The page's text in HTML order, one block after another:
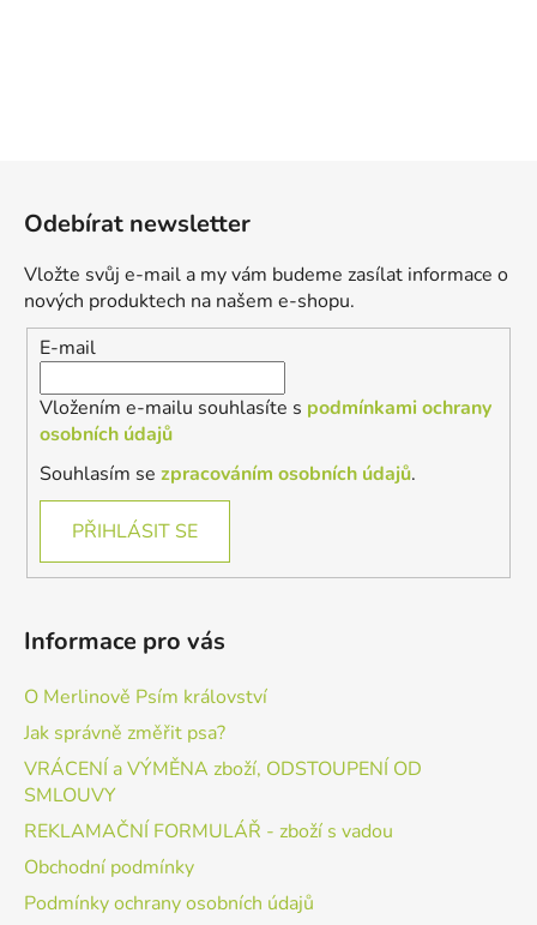
Odebírat newsletter
Vložte svůj e-mail a my vám budeme zasílat informace o
nových produktech na našem e-shopu.
E-mail
Vložením e-mailu souhlasíte s podmínkami ochrany
osobních údajů
Souhlasím se zpracováním osobních údajů.
PŘIHLÁSIT SE
Informace pro vás
O Merlinově Psím království
Jak správně změřit psa?
VRÁCENÍ a VÝMĚNA zboží, ODSTOUPENÍ OD
SMLOUVY
REKLAMAČNÍ FORMULÁŘ - zboží s vadou
Obchodní podmínky
Podmínky ochrany osobních údajů